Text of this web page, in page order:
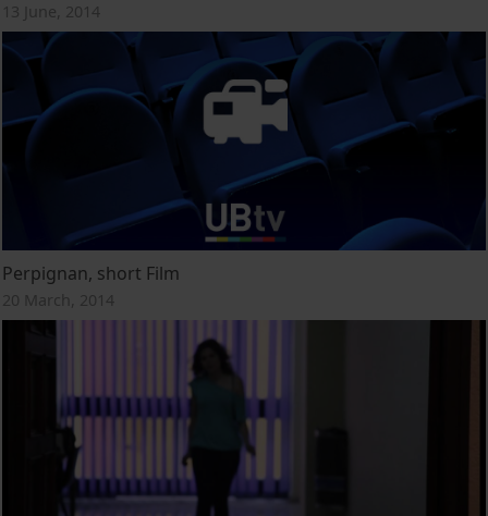
13 June, 2014
Perpignan, short Film
20 March, 2014